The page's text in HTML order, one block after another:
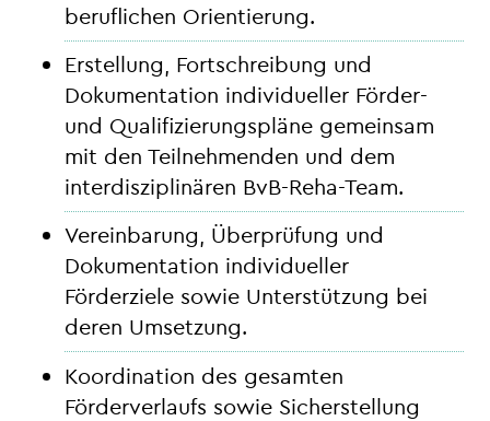
beruflichen Orientierung.
Erstellung, Fortschreibung und
Dokumentation individueller Förder-
und Qualifizierungspläne gemeinsam
mit den Teilnehmenden und dem
interdisziplinären BvB-Reha-Team.
Vereinbarung, Überprüfung und
Dokumentation individueller
Förderziele sowie Unterstützung bei
deren Umsetzung.
Koordination des gesamten
Förderverlaufs sowie Sicherstellung